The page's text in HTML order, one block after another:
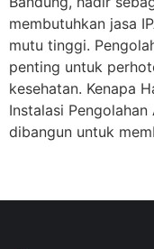
membutuhkan jasa
mutu tinggi.
penting untuk
kesehatan. Kenapa
Instalasi
dibangun untuk